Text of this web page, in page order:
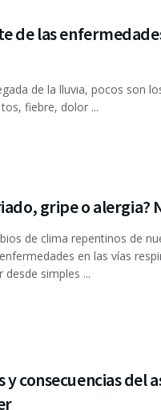
de las
de la lluvia, pocos son
fiebre, dolor ...
gripe o alergia?
de clima repentinos de
en las vías
desde simples ...
y consecuencias del